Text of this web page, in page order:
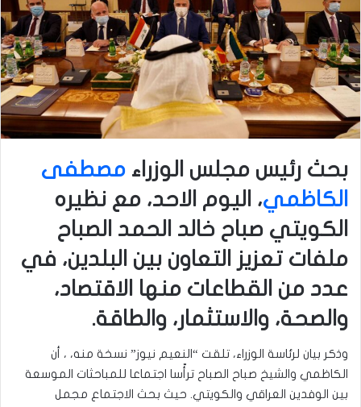
بحث رئيس مجلس الوزراء مصطفى
الكاظمي، اليوم الاحد، مع نظيره
الكويتي صباح خالد الحمد الصباح
ملفات تعزيز التعاون بين البلدين، في
عدد من القطاعات منها الاقتصاد،
والصحة، والاستثمار، والطاقة.
وذكر بيان لرئاسة الوزراء، تلقت “النعيم نيوز” نسخة منه، ، أن
الكاظمي والشيخ صباح الصباح ترأّسا اجتماعا للمباحثات الموسعة
بين الوفدين العراقي والكويتي. حيث بحث الاجتماع مجمل